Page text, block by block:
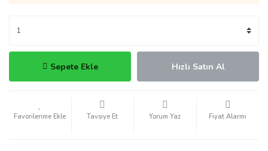
Sepete Ekle Hızlı Satın Al
Tavsiye Et Yorum Yaz Fiyat Alarmı